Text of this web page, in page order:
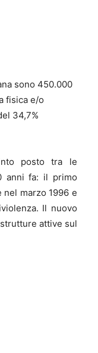
sono 450.000
fisica e/o
34,7%
posto tra le
anni fa: il primo
marzo 1996 e
Il nuovo
attive sul